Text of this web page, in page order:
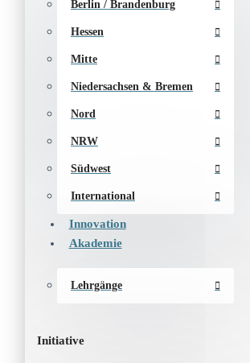
Berlin / Brandenburg
Hessen
Mitte
Niedersachsen & Bremen
Nord
NRW
Südwest
International
Innovation
Akademie
Lehrgänge
Initiative